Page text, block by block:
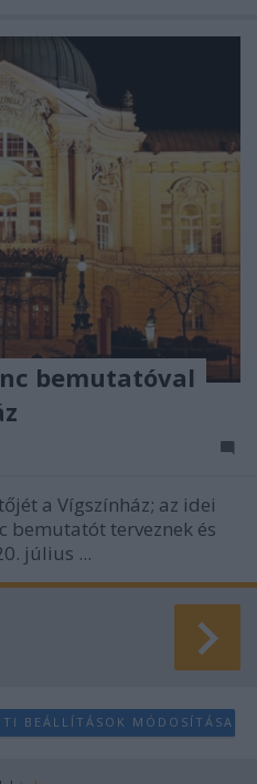
bemutatóval
a Vígszínház; az idei
bemutatót terveznek és
július ...
BEÁLLÍTÁSOK MÓDOSÍTÁSA